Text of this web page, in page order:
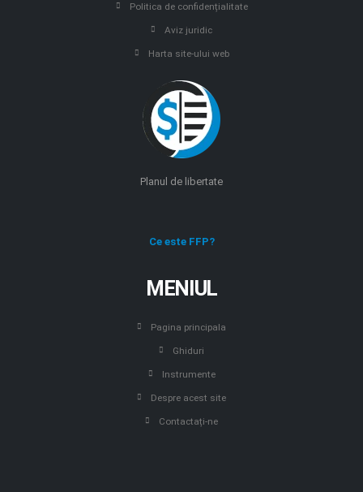
Politica de confidențialitate
Aviz juridic
Harta site-ului web
Planul de libertate
Ce este FFP?
MENIUL
Pagina principala
Ghiduri
Instrumente
Despre acest site
Contactați-ne